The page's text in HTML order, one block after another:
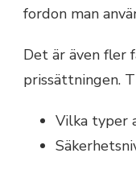
fordon man
Det är även fler
prissättningen.
Vilka typer